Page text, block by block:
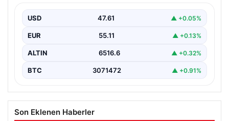
düzenlediği düğünde sahneye çıkarak eğlenceli bir
dans performansı…
USD 47.61 ▲ +0.05%
EUR 55.11 ▲ +0.13%
ALTIN 6516.6 ▲ +0.32%
BTC 3071472 ▲ +0.91%
Son Eklenen Haberler